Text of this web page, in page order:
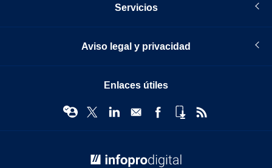
Servicios
Aviso legal y privacidad
Enlaces útiles